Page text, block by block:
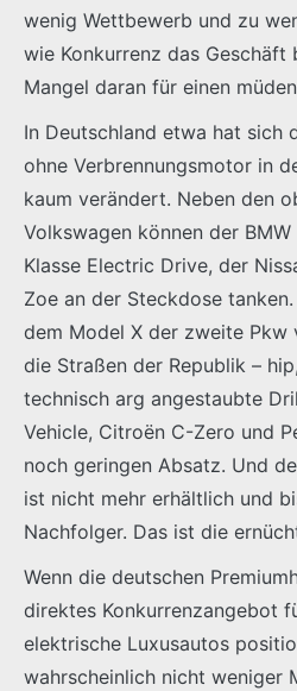
wenig Wettbewerb und zu
wie Konkurrenz das
Mangel daran für einen
In Deutschland etwa hat sich
ohne Verbrennungsmotor in
kaum verändert. Neben den
Volkswagen können der
Klasse Electric Drive, der
Zoe an der Steckdose
dem Model X der zweite Pkw
die Straßen der Republik –
technisch arg angestaubte
Vehicle, Citroën C-Zero und
noch geringen Absatz. Und
ist nicht mehr erhältlich und
Nachfolger. Das ist die
Wenn die deutschen
direktes Konkurrenzangebot
elektrische Luxusautos
wahrscheinlich nicht weniger